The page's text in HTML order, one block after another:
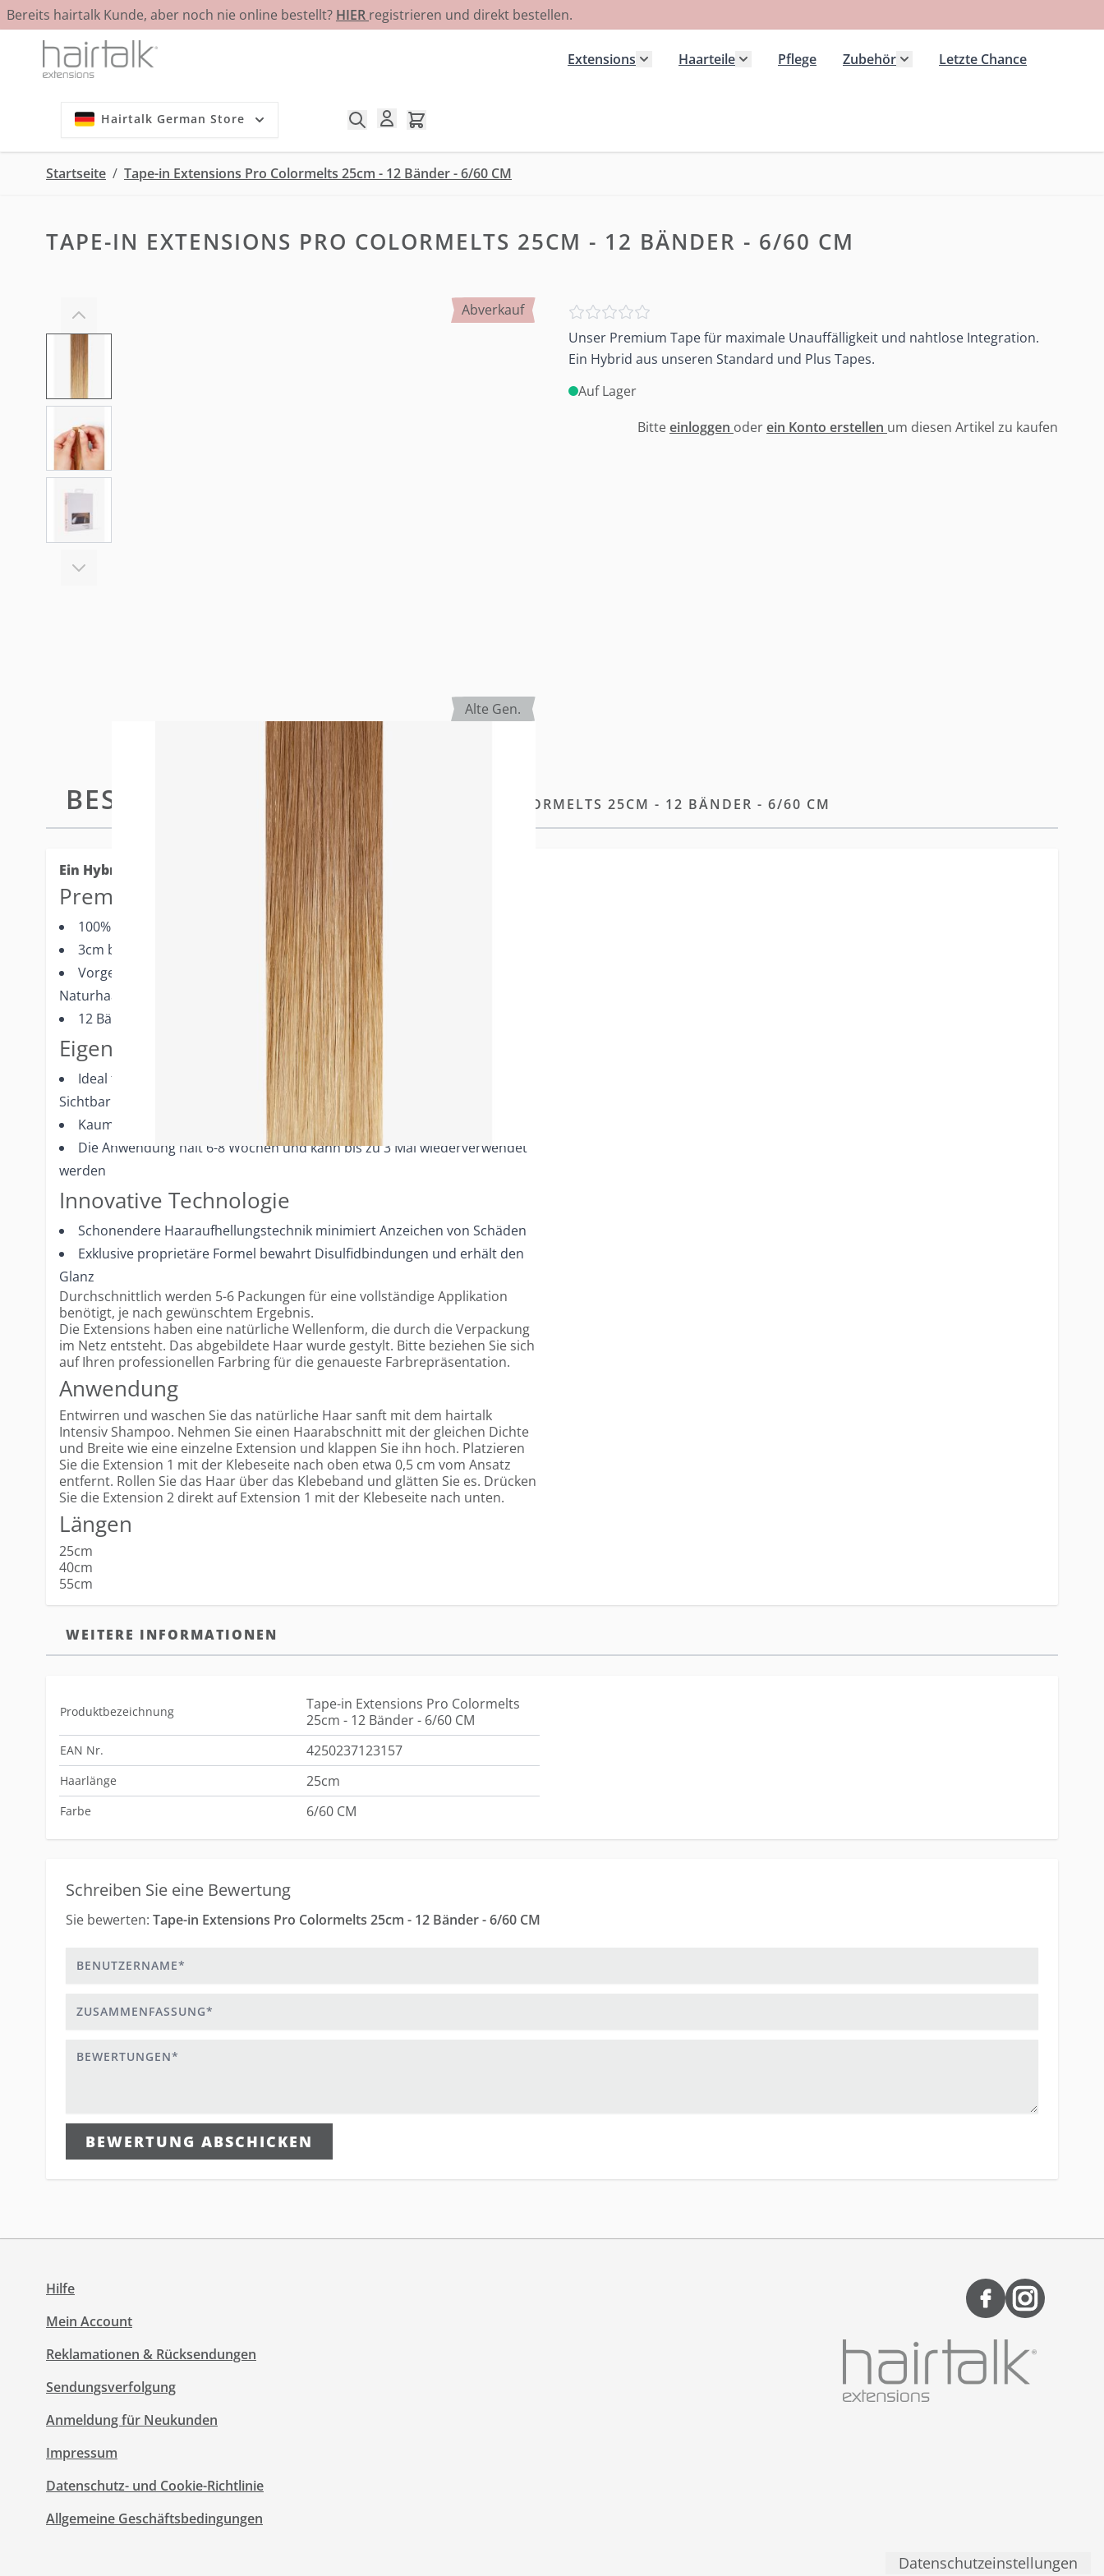
Bereits hairtalk Kunde, aber noch nie online bestellt? HIER registrieren und direkt bestellen.
Zum Inhalt springen
Extensions
Haarteile
Pflege
Zubehör
Letzte Chance
Hairtalk German Store
Startseite / Tape-in Extensions Pro Colormelts 25cm - 12 Bänder - 6/60 CM
TAPE-IN EXTENSIONS PRO COLORMELTS 25CM - 12 BÄNDER - 6/60 CM
Alte Gen.
Abverkauf
View larger image
Unser Premium Tape für maximale Unauffälligkeit und nahtlose Integration.
Ein Hybrid aus unseren Standard und Plus Tapes.
Auf Lager
Bitteeinloggen oderein Konto erstellen um diesen Artikel zu kaufen
BESCHREIBUNGTAPE-IN EXTENSIONS PRO COLORMELTS 25CM - 12 BÄNDER - 6/60 CM
Ein Hybrid aus unseren Standard und Plus Extensions.
Premium-Merkmale
100% Remy Echthaar mit intakter Schuppenschicht
3cm breite Tape Extensions
Vorgeformte Enden ermöglichen eine nahtlose Integration in das
Naturhaar
12 Bänder/ 6 vollständige Extensions pro Packung
Eigenschaften
Ideal für dünneres Haar, kleinere Köpfe und Bereiche mit höherer
Sichtbarkeit
Kaum sichtbares Klebeband für eine unauffälligere Anbringung
Die Anwendung hält 6-8 Wochen und kann bis zu 3 Mal wiederverwendet
werden
Innovative Technologie
Schonendere Haaraufhellungstechnik minimiert Anzeichen von Schäden
Exklusive proprietäre Formel bewahrt Disulfidbindungen und erhält den
Glanz
Durchschnittlich werden 5-6 Packungen für eine vollständige Applikation
benötigt, je nach gewünschtem Ergebnis.
Die Extensions haben eine natürliche Wellenform, die durch die Verpackung
im Netz entsteht. Das abgebildete Haar wurde gestylt. Bitte beziehen Sie sich
auf Ihren professionellen Farbring für die genaueste Farbrepräsentation.
Anwendung
Entwirren und waschen Sie das natürliche Haar sanft mit dem hairtalk
Intensiv Shampoo. Nehmen Sie einen Haarabschnitt mit der gleichen Dichte
und Breite wie eine einzelne Extension und klappen Sie ihn hoch. Platzieren
Sie die Extension 1 mit der Klebeseite nach oben etwa 0,5 cm vom Ansatz
entfernt. Rollen Sie das Haar über das Klebeband und glätten Sie es. Drücken
Sie die Extension 2 direkt auf Extension 1 mit der Klebeseite nach unten.
Längen
25cm
40cm
55cm
WEITERE INFORMATIONEN
Produktbezeichnung
Tape-in Extensions Pro Colormelts
25cm - 12 Bänder - 6/60 CM
EAN Nr. 4250237123157
Haarlänge 25cm
Farbe 6/60 CM
Schreiben Sie eine Bewertung
Sie bewerten: Tape-in Extensions Pro Colormelts 25cm - 12 Bänder - 6/60 CM
BEWERTUNG ABSCHICKEN
Hilfe
Mein Account
Reklamationen & Rücksendungen
Sendungsverfolgung
Anmeldung für Neukunden
Impressum
Datenschutz- und Cookie-Richtlinie
Allgemeine Geschäftsbedingungen